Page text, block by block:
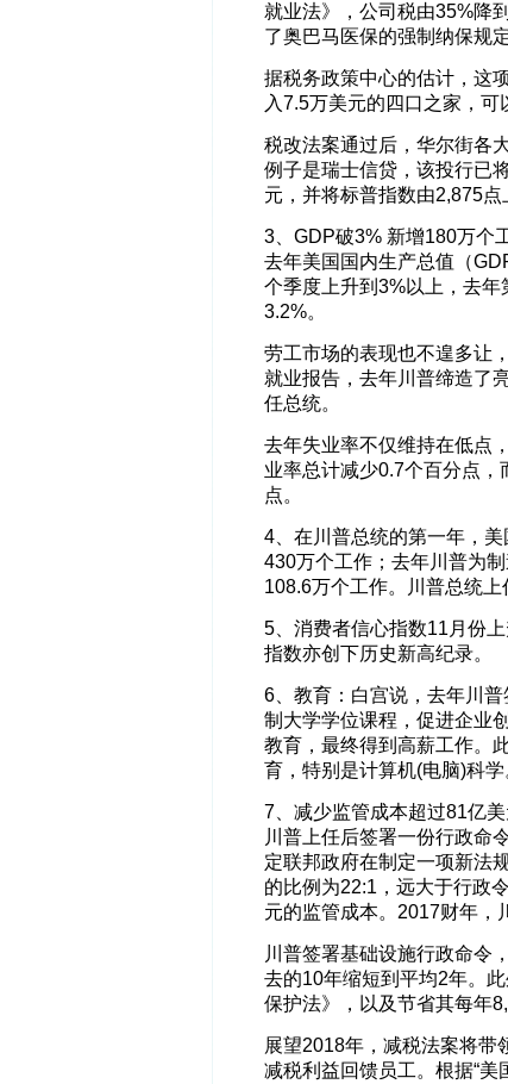
就业法》，公司税由35%降
了奥巴马医保的强制纳保规定
据税务政策中心的估计，这
入7.5万美元的四口之家，可
税改法案通过后，华尔街各
例子是瑞士信贷，该投行已
元，并将标普指数由2,875点
3、GDP破3% 新增180万个
去年美国国内生产总值（
个季度上升到3%以上，去
3.2%。
劳工市场的表现也不遑多让
就业报告，去年川普缔造了
任总统。
去年失业率不仅维持在低点
业率总计减少0.7个百分点
点。
4、在川普总统的第一年，
430万个工作；去年川普为
108.6万个工作。川普总统上
5、消费者信心指数11月份
指数亦创下历史新高纪录。
6、教育：白宫说，去年川
制大学学位课程，促进企业
教育，最终得到高薪工作。
育，特别是计算机(电脑)科学
7、减少监管成本超过81亿美
川普上任后签署一份行政命
定联邦政府在制定一项新法
的比例为22:1，远大于行政
元的监管成本。2017财年，
川普签署基础设施行政命令
去的10年缩短到平均2年。
保护法》，以及节省其每年
展望2018年，减税法案将带
减税利益回馈员工。根据“